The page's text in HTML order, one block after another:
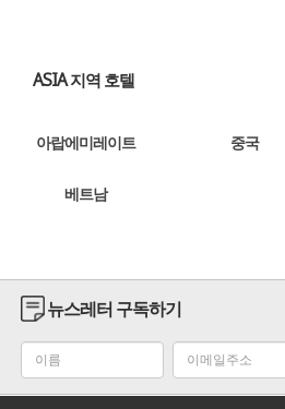
ASIA 지역 호텔
아랍에미레이트 중국
베트남
뉴스레터 구독하기